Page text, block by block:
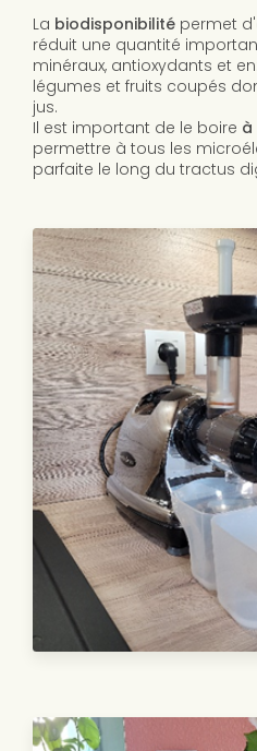
La biodisponibilité permet
réduit une quantité
minéraux, antioxydants et
légumes et fruits coupés
jus.
Il est important de le boire à
permettre à tous les
parfaite le long du tractus